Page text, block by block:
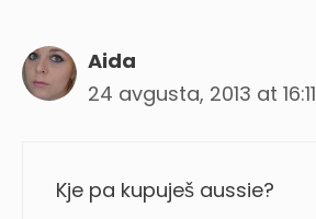
Aida
24 avgusta, 2013 at 16:11
Kje pa kupuješ aussie?